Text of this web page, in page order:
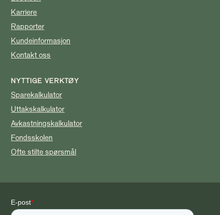
Karriere
Rapporter
Kundeinformasjon
Kontakt oss
NYTTIGE VERKTØY
Sparekalkulator
Uttakskalkulator
Avkastningskalkulator
Fondsskolen
Ofte stilte spørsmål